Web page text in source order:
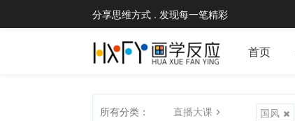
分享思维方式 . 发现每一笔精彩
首页
所有分类： 直播大课 国风